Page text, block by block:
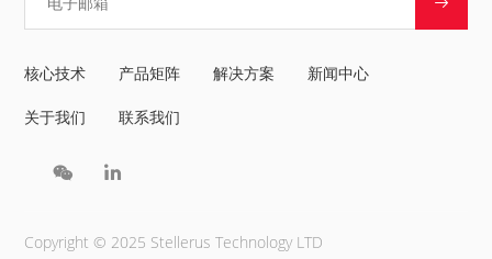
核心技术 产品矩阵 解决方案 新闻中心
关于我们 联系我们
Copyright © 2025 Stellerus Technology LTD